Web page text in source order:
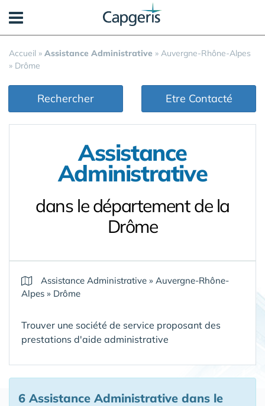
Accueil » Assistance Administrative » Auvergne-Rhône-Alpes
» Drôme
Rechercher Etre Contacté
Assistance
Administrative
dans le département de la
Drôme
Assistance Administrative » Auvergne-Rhône-
Alpes » Drôme
Trouver une société de service proposant des
prestations d'aide administrative
6 Assistance Administrative dans le